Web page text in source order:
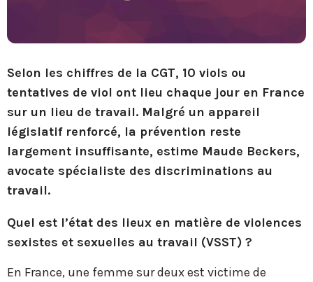
Selon les chiffres de la CGT, 10 viols ou
tentatives de viol ont lieu chaque jour en France
sur un lieu de travail. Malgré un appareil
législatif renforcé, la prévention reste
largement insuffisante, estime Maude Beckers,
avocate spécialiste des discriminations au
travail.
Quel est l’état des lieux en matière de violences
sexistes et sexuelles au travail (VSST) ?
En France, une femme sur deux est victime de